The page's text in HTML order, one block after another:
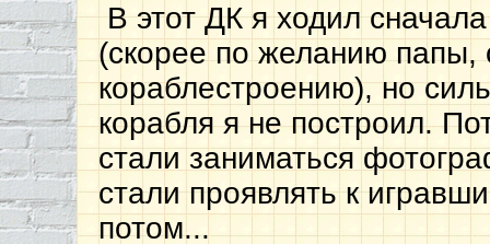
В этот ДК я ходил
(скорее по желанию папы,
кораблестроению), но
корабля я не построил.
стали заниматься
стали проявлять к
потом...